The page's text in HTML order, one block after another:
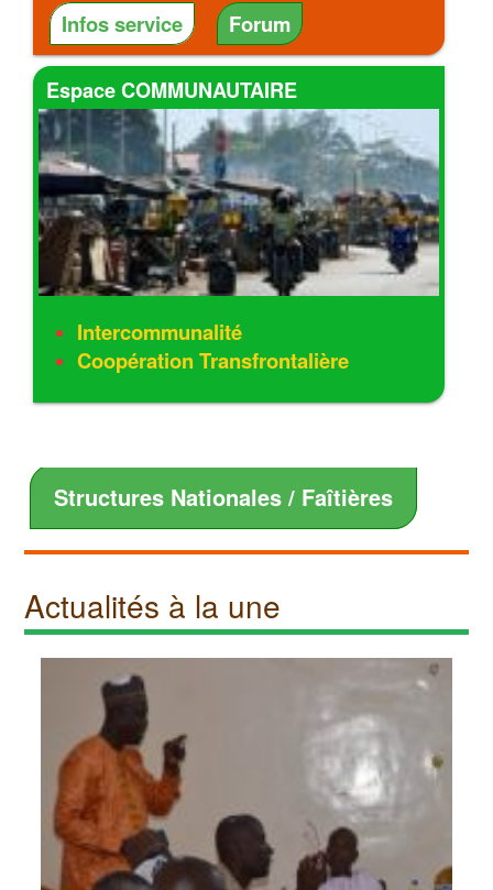
Infos service
Forum
Espace COMMUNAUTAIRE
Intercommunalité
Coopération Transfrontalière
Structures Nationales / Faîtières
Actualités à la une